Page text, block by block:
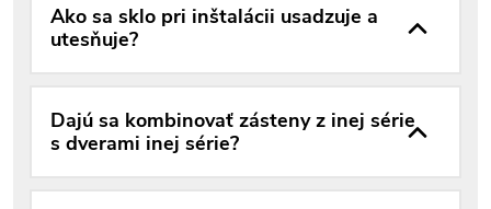
Ako sa sklo pri inštalácii usadzuje a
utesňuje?
Dajú sa kombinovať zásteny z inej série
s dverami inej série?